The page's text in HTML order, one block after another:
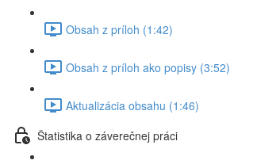
Obsah z príloh (1:42)
Obsah z príloh ako popisy (3:52)
Aktualizácia obsahu (1:46)
Štatistika o záverečnej práci